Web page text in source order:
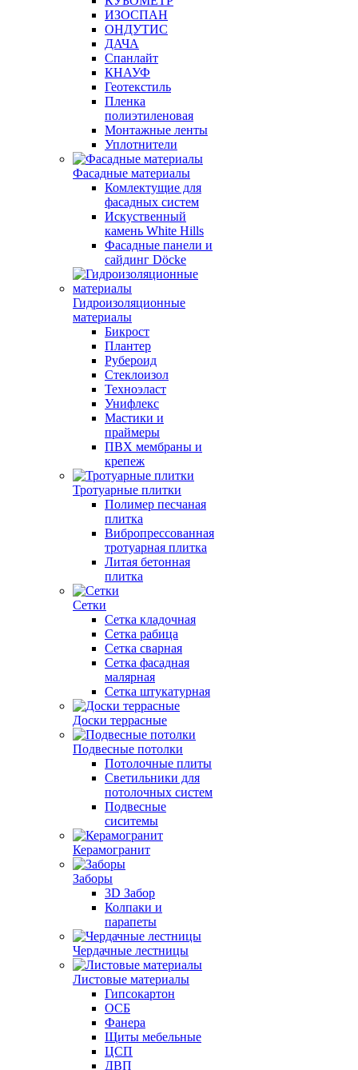
ИЗОСПАН
ОНДУТИС
ДАЧА
Спанлайт
КНАУФ
Геотекстиль
Пленка
полиэтиленовая
Монтажные ленты
Уплотнители
Фасадные материалы
Комлектущие для
фасадных систем
Искуственный
камень White Hills
Фасадные панели и
сайдинг Döcke
Гидроизоляционные
материалы
Бикрост
Плантер
Рубероид
Стеклоизол
Техноэласт
Унифлекс
Мастики и
праймеры
ПВХ мембраны и
крепеж
Тротуарные плитки
Полимер песчаная
плитка
Вибропрессованная
тротуарная плитка
Литая бетонная
плитка
Сетки
Сетка кладочная
Сетка рабица
Сетка сварная
Сетка фасадная
малярная
Сетка штукатурная
Доски террасные
Подвесные потолки
Потолочные плиты
Светильники для
потолочных систем
Подвесные
сиситемы
Керамогранит
Заборы
3D Забор
Колпаки и
парапеты
Чердачные лестницы
Листовые материалы
Гипсокартон
ОСБ
Фанера
Щиты мебельные
ЦСП
ДВП